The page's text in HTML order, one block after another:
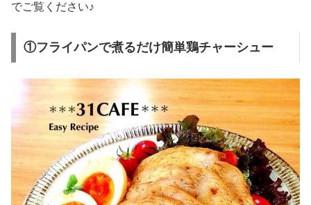
でご覧ください♪
①フライパンで煮るだけ簡単鶏チャーシュー